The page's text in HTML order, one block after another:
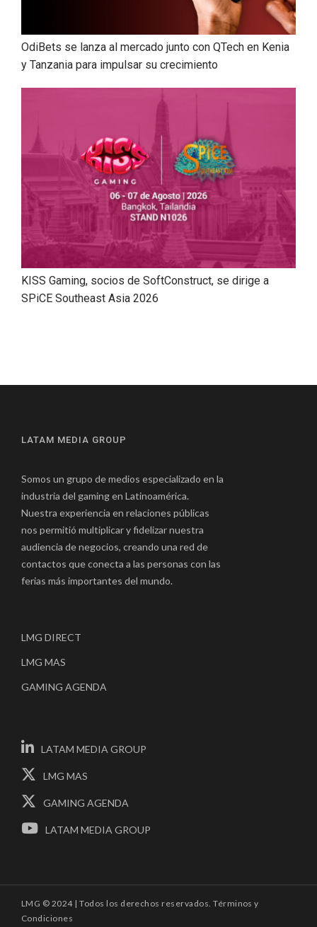
OdiBets se lanza al mercado junto con QTech en Kenia
y Tanzania para impulsar su crecimiento
KISS Gaming, socios de SoftConstruct, se dirige a
SPiCE Southeast Asia 2026
LATAM MEDIA GROUP
Somos un grupo de medios especializado en la
industria del gaming en Latinoamérica.
Nuestra experiencia en relaciones públicas
nos permitió multiplicar y fidelizar nuestra
audiencia de negocios, creando una red de
contactos que conecta a las personas con las
ferias más importantes del mundo.
LMG DIRECT
LMG MAS
GAMING AGENDA
LATAM MEDIA GROUP
LMG MAS
GAMING AGENDA
LATAM MEDIA GROUP
LMG © 2024 | Todos los derechos reservados.Términos y
Condiciones